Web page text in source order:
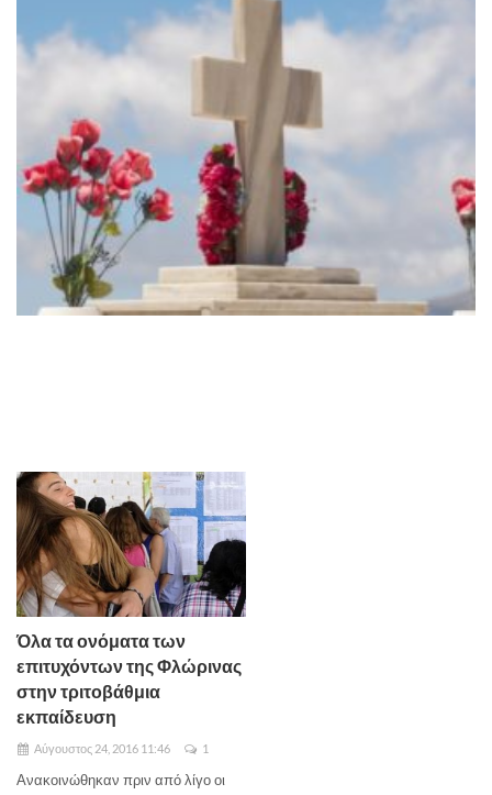
Όλα τα ονόματα των
επιτυχόντων της Φλώρινας
στην τριτοβάθμια
εκπαίδευση
Αύγουστος 24, 2016 11:46 1
Ανακοινώθηκαν πριν από λίγο οι